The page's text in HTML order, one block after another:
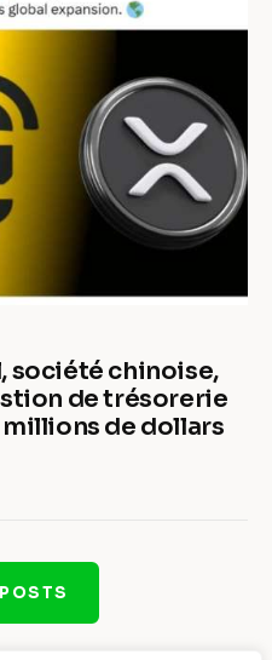
société chinoise,
de trésorerie
de dollars